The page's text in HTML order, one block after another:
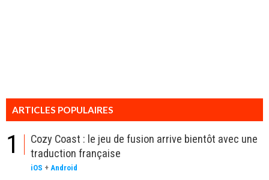
ARTICLES POPULAIRES
1
Cozy Coast : le jeu de fusion arrive bientôt avec une
traduction française
iOS + Android